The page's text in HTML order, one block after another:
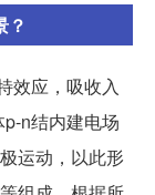
？
效应，吸收入
n结内建电场
运动，以此形